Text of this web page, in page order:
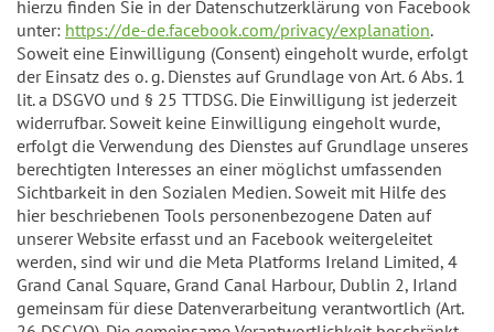
hierzu finden Sie in der Datenschutzerklärung von Facebook
unter: https://de-de.facebook.com/privacy/explanation.
Soweit eine Einwilligung (Consent) eingeholt wurde, erfolgt
der Einsatz des o. g. Dienstes auf Grundlage von Art. 6 Abs. 1
lit. a DSGVO und § 25 TTDSG. Die Einwilligung ist jederzeit
widerrufbar. Soweit keine Einwilligung eingeholt wurde,
erfolgt die Verwendung des Dienstes auf Grundlage unseres
berechtigten Interesses an einer möglichst umfassenden
Sichtbarkeit in den Sozialen Medien. Soweit mit Hilfe des
hier beschriebenen Tools personenbezogene Daten auf
unserer Website erfasst und an Facebook weitergeleitet
werden, sind wir und die Meta Platforms Ireland Limited, 4
Grand Canal Square, Grand Canal Harbour, Dublin 2, Irland
gemeinsam für diese Datenverarbeitung verantwortlich (Art.